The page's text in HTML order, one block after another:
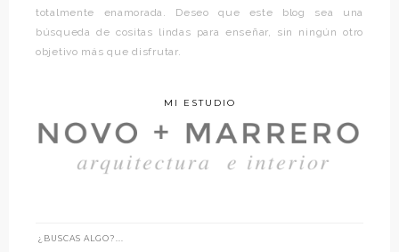
totalmente enamorada. Deseo que este blog sea una
búsqueda de cositas lindas para enseñar, sin ningún otro
objetivo más que disfrutar.
MI ESTUDIO